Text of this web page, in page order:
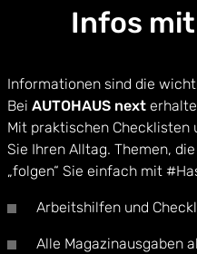
Infos
Informationen sind die
Bei AUTOHAUS next
Mit praktischen
Sie Ihren Alltag. Themen,
„folgen“ Sie einfach mit
Arbeitshilfen und
Alle Magazinausgaben